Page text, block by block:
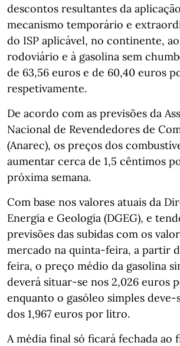
descontos resultantes da
mecanismo temporário e
do ISP aplicável, no continente,
rodoviário e à gasolina sem
de 63,56 euros e de 60,40 euros
respetivamente.
De acordo com as previsões da
Nacional de Revendedores de
(Anarec), os preços dos
aumentar cerca de 1,5 cêntimos
próxima semana.
Com base nos valores atuais da
Energia e Geologia (DGEG), e
previsões das subidas com os
mercado na quinta-feira, a partir
feira, o preço médio da gasolina
deverá situar-se nos 2,026 euros
enquanto o gasóleo simples
dos 1,967 euros por litro.
A média final só ficará fechada ao